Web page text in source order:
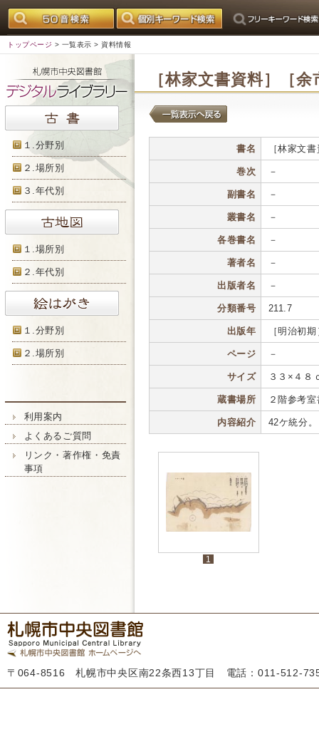
トップページ > 一覧表示 > 資料情報
１.分野別
２.場所別
３.年代別
１.場所別
２.年代別
１.分野別
２.場所別
利用案内
よくあるご質問
リンク・著作権・免責
事項
［林家文書資料］［
書名 ［林家文
巻次 －
副書名 －
叢書名 －
各巻書名 －
著者名 －
出版者名 －
分類番号 211.7
出版年 ［明治初
ページ －
サイズ ３３×４８
蔵書場所 ２階参考
内容紹介 42ケ統分。
1
〒064-8516 札幌市中央区南22条西13丁目 電話：011-512-